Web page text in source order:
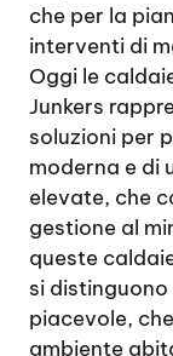
che per la
interventi di
Oggi le
Junkers
soluzioni per
moderna e di
elevate, che
gestione al
queste
si
piacevole,
ambiente